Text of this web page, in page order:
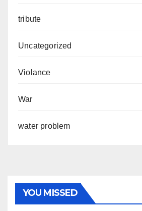
tribute
Uncategorized
Violance
War
water problem
YOU MISSED